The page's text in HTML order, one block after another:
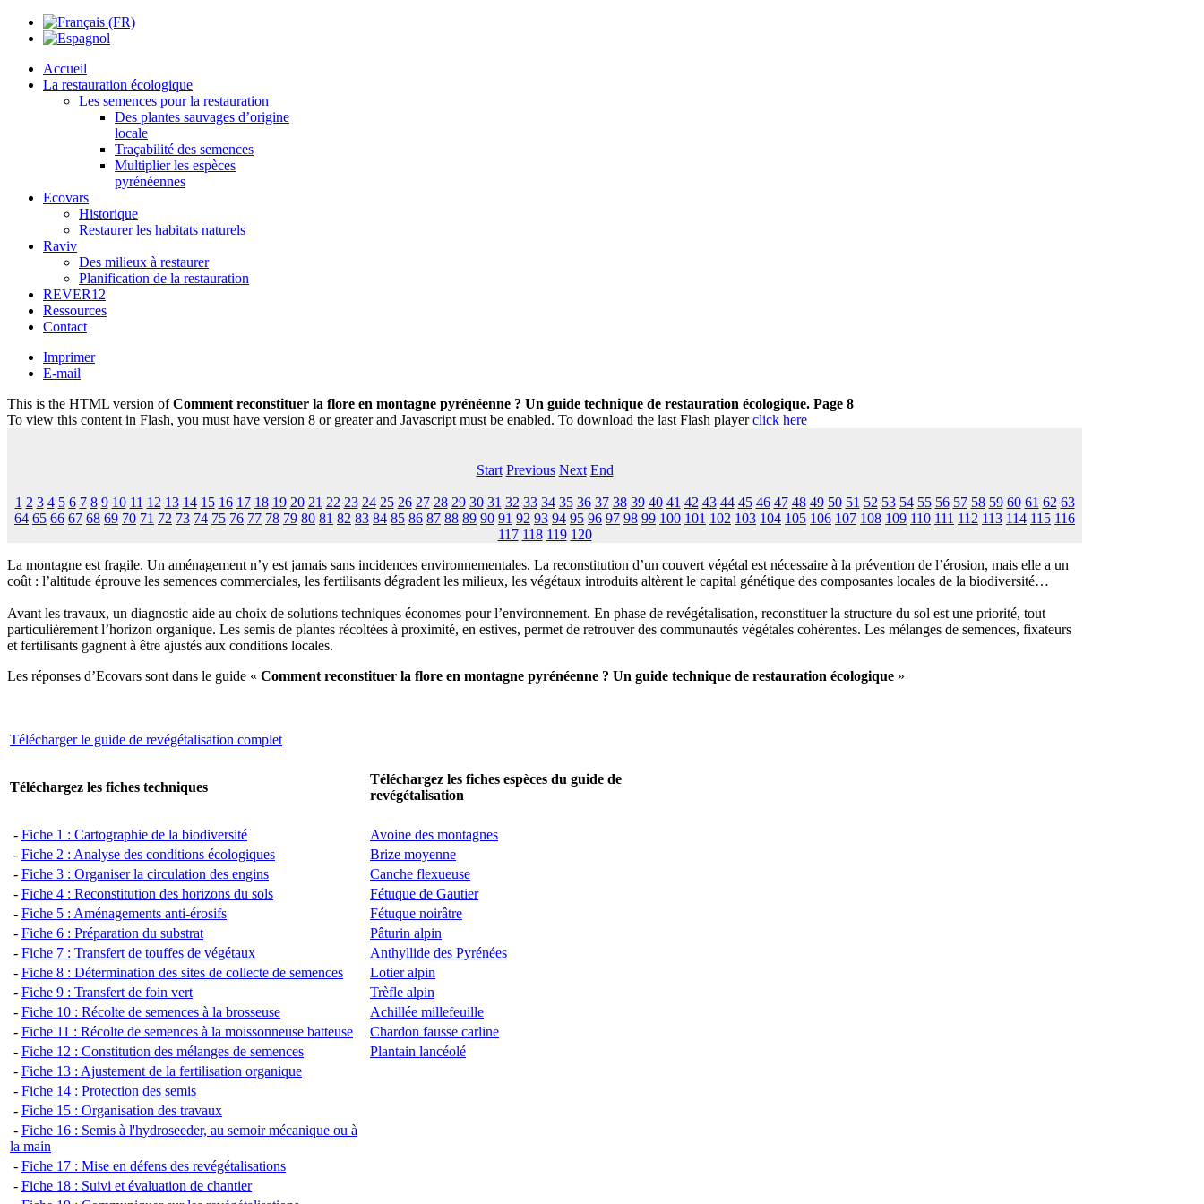
Accueil
La restauration écologique
Les semences pour la restauration
Des plantes sauvages d’origine
locale
Traçabilité des semences
Multiplier les espèces
pyrénéennes
Ecovars
Historique
Restaurer les habitats naturels
Raviv
Des milieux à restaurer
Planification de la restauration
REVER12
Ressources
Contact
Imprimer
E-mail
This is the HTML version ofComment reconstituer la flore en montagne pyrénéenne ? Un guide technique de restauration écologique. Page 8
To view this content in Flash, you must have version 8 or greater and Javascript must be enabled. To download the last Flash playerclick here
Start Previous Next End
1 2 3 4 5 6 7 8 9 10 11 12 13 14 15 16 17 18 19 20 21 22 23 24 25 26 27 28 29 30 31 32 33 34 35 36 37 38 39 40 41 42 43 44 45 46 47 48 49 50 51 52 53 54 55 56 57 58 59 60 61 62 63
64 65 66 67 68 69 70 71 72 73 74 75 76 77 78 79 80 81 82 83 84 85 86 87 88 89 90 91 92 93 94 95 96 97 98 99 100 101 102 103 104 105 106 107 108 109 110 111 112 113 114 115 116
117 118 119 120
La montagne est fragile. Un aménagement n’y est jamais sans incidences environnementales. La reconstitution d’un couvert végétal est nécessaire à la prévention de l’érosion, mais elle a un
coût : l’altitude éprouve les semences commerciales, les fertilisants dégradent les milieux, les végétaux introduits altèrent le capital génétique des composantes locales de la biodiversité…
Avant les travaux, un diagnostic aide au choix de solutions techniques économes pour l’environnement. En phase de revégétalisation, reconstituer la structure du sol est une priorité, tout
particulièrement l’horizon organique. Les semis de plantes récoltées à proximité, en estives, permet de retrouver des communautés végétales cohérentes. Les mélanges de semences, fixateurs
et fertilisants gagnent à être ajustés aux conditions locales.
Les réponses d’Ecovars sont dans le guide « Comment reconstituer la flore en montagne pyrénéenne ? Un guide technique de restauration écologique »
Télécharger le guide de revégétalisation complet
Téléchargez les fiches techniques
Téléchargez les fiches espèces du guide de
revégétalisation
- Fiche 1 : Cartographie de la biodiversité
Avoine des montagnes
- Fiche 2 : Analyse des conditions écologiques
Brize moyenne
- Fiche 3 : Organiser la circulation des engins
Canche flexueuse
- Fiche 4 : Reconstitution des horizons du sols
Fétuque de Gautier
- Fiche 5 : Aménagements anti-érosifs
Fétuque noirâtre
- Fiche 6 : Préparation du substrat
Pâturin alpin
- Fiche 7 : Transfert de touffes de végétaux
Anthyllide des Pyrénées
- Fiche 8 : Détermination des sites de collecte de semences
Lotier alpin
- Fiche 9 : Transfert de foin vert
Trèfle alpin
- Fiche 10 : Récolte de semences à la brosseuse
Achillée millefeuille
- Fiche 11 : Récolte de semences à la moissonneuse batteuse
Chardon fausse carline
- Fiche 12 : Constitution des mélanges de semences
Plantain lancéolé
- Fiche 13 : Ajustement de la fertilisation organique
- Fiche 14 : Protection des semis
- Fiche 15 : Organisation des travaux
- Fiche 16 : Semis à l'hydroseeder, au semoir mécanique ou à
la main
- Fiche 17 : Mise en défens des revégétalisations
- Fiche 18 : Suivi et évaluation de chantier